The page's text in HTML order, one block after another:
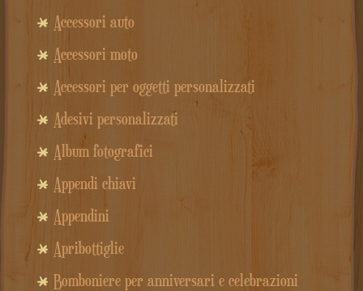
Accessori auto
Accessori moto
Accessori per oggetti personalizzati
Adesivi personalizzati
Album fotografici
Appendi chiavi
Appendini
Apribottiglie
Bomboniere per anniversari e celebrazioni